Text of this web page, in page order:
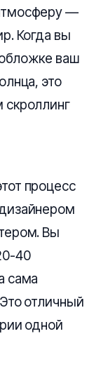
—
Когда вы
ваш
это
процесс
Вы
40
сама
отличный
одной